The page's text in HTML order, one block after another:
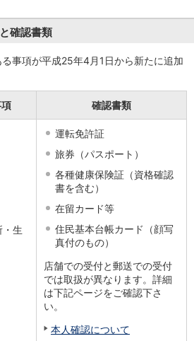
確認書類
事項が平成25年4月1日から新たに追加
確認書類
・生
運転免許証
旅券（パスポート）
各種健康保険証（資格確認
書を含む）
在留カード等
住民基本台帳カード（顔写
真付のもの）
店舗での受付と郵送での受付
では取扱が異なります。詳細
は下記ページをご確認下さ
い。
本人確認について